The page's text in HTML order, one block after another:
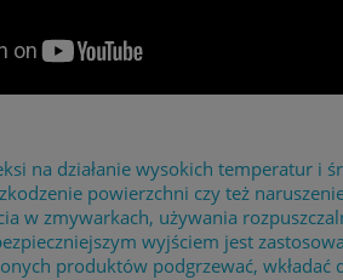
na działanie wysokich temperatur i
powierzchni czy też
w zmywarkach, używania
wyjściem jest
produktów podgrzewać,